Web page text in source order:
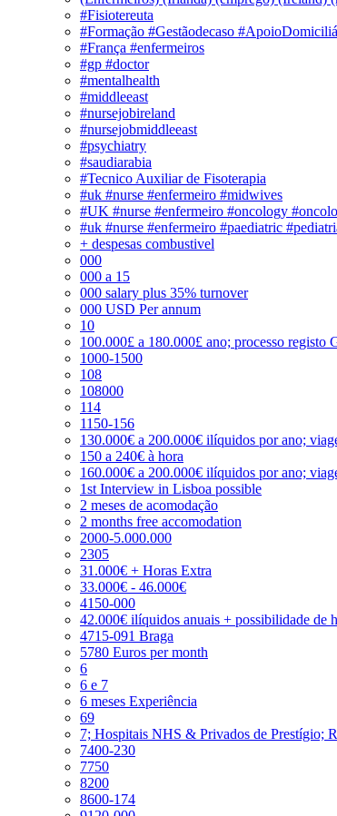
#Fisiotereuta
#Formação #Gestãodecaso
#França #enfermeiros
#gp #doctor
#mentalhealth
#middleeast
#nursejobireland
#nursejobmiddleeast
#psychiatry
#saudiarabia
#Tecnico Auxiliar de Fisoterapia
#uk #nurse #enfermeiro #midwives
#UK #nurse #enfermeiro #oncology
#uk #nurse #enfermeiro #paediatric
+ despesas combustivel
000
000 a 15
000 salary plus 35% turnover
000 USD Per annum
10
100.000£ a 180.000£ ano; processo registo
1000-1500
108
108000
114
1150-156
130.000€ a 200.000€ ilíquidos por ano;
150 a 240€ à hora
160.000€ a 200.000€ ilíquidos por ano;
1st Interview in Lisboa possible
2 meses de acomodação
2 months free accomodation
2000-5.000.000
2305
31.000€ + Horas Extra
33.000€ - 46.000€
4150-000
42.000€ ilíquidos anuais + possibilidade de
4715-091 Braga
5780 Euros per month
6
6 e 7
6 meses Experiência
69
7; Hospitais NHS & Privados de Prestígio;
7400-230
7750
8200
8600-174